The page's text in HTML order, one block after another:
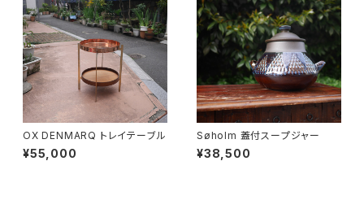
OX DENMARQ トレイテーブル
¥55,000
Søholm 蓋付スープジャー
¥38,500